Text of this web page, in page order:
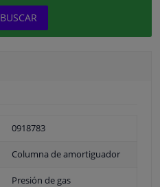
BUSCAR
0918783
Columna de amortiguador
Presión de gas